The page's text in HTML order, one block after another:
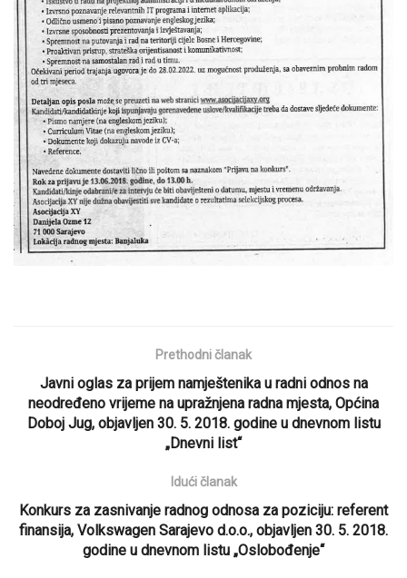
Prethodni članak
Javni oglas za prijem namještenika u radni odnos na
neodređeno vrijeme na upražnjena radna mjesta, Općina
Doboj Jug, objavljen 30. 5. 2018. godine u dnevnom listu
„Dnevni list“
Idući članak
Konkurs za zasnivanje radnog odnosa za poziciju: referent
finansija, Volkswagen Sarajevo d.o.o., objavljen 30. 5. 2018.
godine u dnevnom listu „Oslobođenje“